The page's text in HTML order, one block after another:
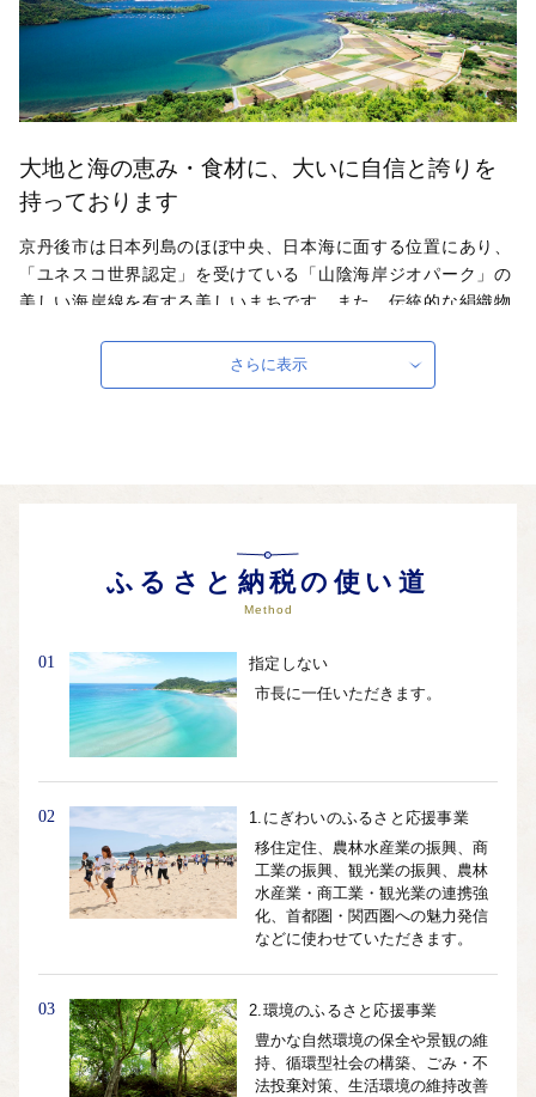
大地と海の恵み・食材に、大いに自信と誇りを
持っております
京丹後市は日本列島のほぼ中央、日本海に面する位置にあり、
「ユネスコ世界認定」を受けている「山陰海岸ジオパーク」の
美しい海岸線を有する美しいまちです。また、伝統的な絹織物
を誇ります。寄附いただいた方に対しましては、お礼品として
四季折々の豊かな自然が育んだ、ブランド松葉ガニ「間人（た
外部サイトへ遷移します。
個人情報の保護は遷移先サイトの方針に従います。
さらに表示
ふるさと納税の使い道
Method
01
指定しない
市長に一任いただきます。
02
1.にぎわいのふるさと応援事業
移住定住、農林水産業の振興、商
工業の振興、観光業の振興、農林
水産業・商工業・観光業の連携強
化、首都圏・関西圏への魅力発信
などに使わせていただきます。
03
2.環境のふるさと応援事業
豊かな自然環境の保全や景観の維
持、循環型社会の構築、ごみ・不
法投棄対策、生活環境の維持改善